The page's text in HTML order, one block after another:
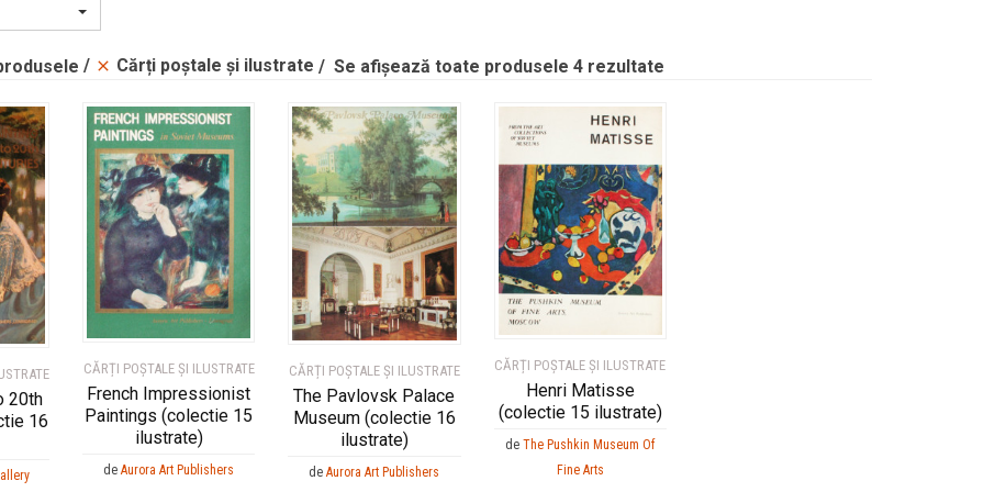
Cărți poștale și ilustrate Se afișează toate produsele 4 rezultate
20th
16
CĂRȚI POȘTALE ȘI ILUSTRATE
French Impressionist
Paintings (colectie 15
ilustrate)
deAurora Art Publishers
CĂRȚI POȘTALE ȘI ILUSTRATE
The Pavlovsk Palace
Museum (colectie 16
ilustrate)
deAurora Art Publishers
CĂRȚI POȘTALE ȘI ILUSTRATE
Henri Matisse
(colectie 15 ilustrate)
deThe Pushkin Museum Of
Fine Arts